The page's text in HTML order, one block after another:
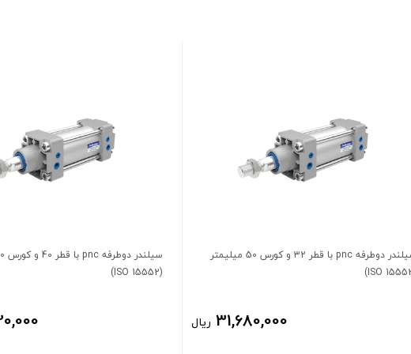
سیلندر دوطرفه pnc با قطر 32 و کورس 50 میلیمتر
31,680,000 ریال
(ISO 15552)